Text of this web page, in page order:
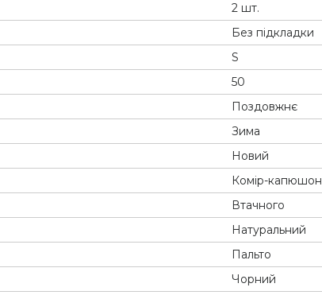
2 шт.
Без підкладки
S
50
Поздовжнє
Зима
Новий
Комір-капюшон
Втачного
Натуральний
Пальто
Чорний